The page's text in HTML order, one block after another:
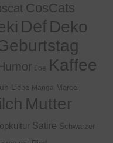
CosCats
Def Deko
Joe Kaffee
Liebe Manga Marcel
Mutter
Satire Schwarzer